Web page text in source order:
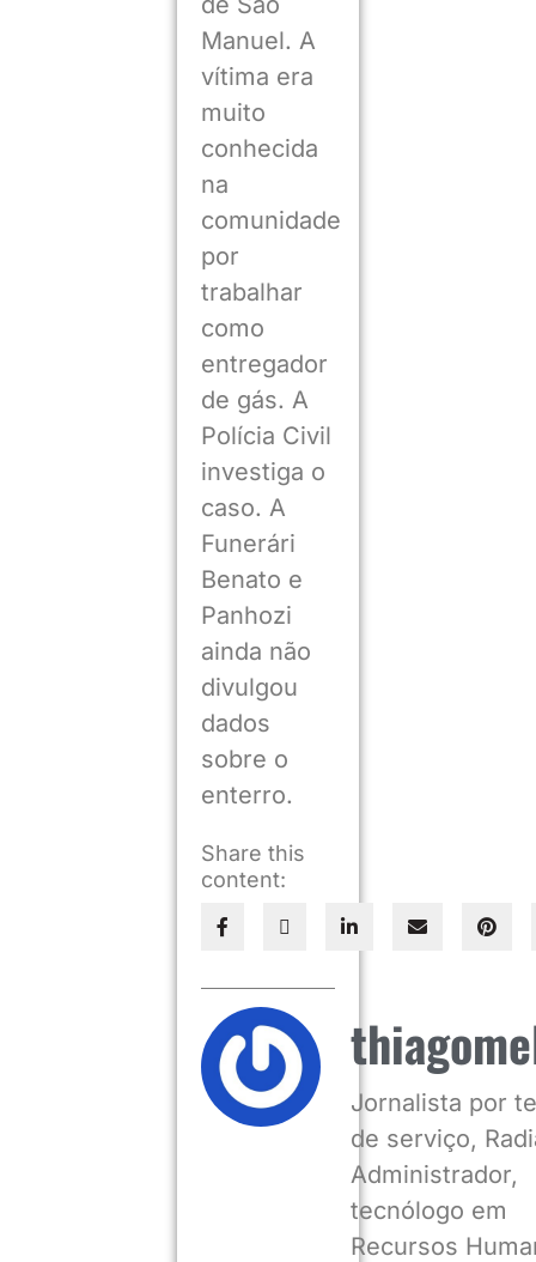
Manuel. A
vítima era
muito
conhecida
na
comunidade
por
trabalhar
como
entregador
de gás. A
Polícia Civil
investiga o
caso. A
Funerári
Benato e
Panhozi
ainda não
divulgou
dados
sobre o
enterro.
Share this
content:
Jornalista por
de serviço,
Administrador,
tecnólogo em
Recursos